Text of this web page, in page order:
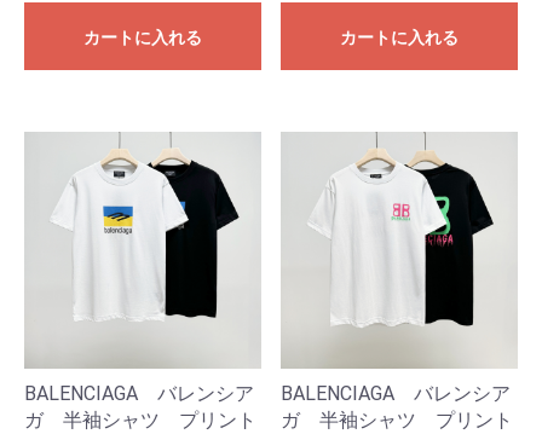
カートに入れる カートに入れる
BALENCIAGA バレンシア
ガ 半袖シャツ プリント
BALENCIAGA バレンシア
ガ 半袖シャツ プリント